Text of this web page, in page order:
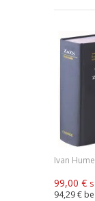
Ivan
99,00 €
94,29 €